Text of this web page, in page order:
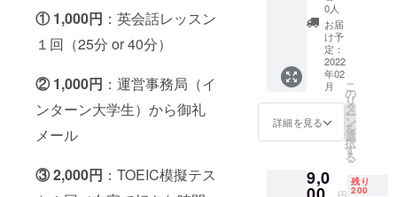
① 1,000円 ：英会話レッスン
１回（25分 or 40分）
② 1,000円 ：運営事務局（イ
ンターン大学生）から御礼
メール
③ 2,000円 ：TOEIC模擬テス
い。 ・
Zoomを
使用し
ます。
帯で２
時間、
ご自分
のパソ
コンで
受験い
ただき
・エク
セルの
ルに解
分ス
ピーキ
ング発
音もAI
が分析
してく
れるア
VoiceTu
beを３
制限で
法をひ
とつの
アプリ
で学べ
ます。
その人
のレベ
ルに
合った
出題し
ます！
に100点
アップ
したい
方にお
すす
め。
TOEIC
の本番
同様レ
搭載の
テスト
３か月
間使い
放題＋
TOEIC
模擬テ
スト２
回と事
務局進
捗管理
サポー
ト付
（モニ
ター特
0人
お届
け予
定：
2022
年02
月
詳細を見る
こ
の
リ
タ
ー
ン
を
選
択
す
る
9,0 残り
200